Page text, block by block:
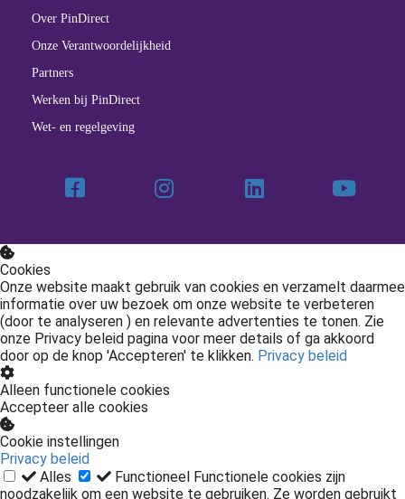
Over PinDirect
Onze Verantwoordelijkheid
Partners
Werken bij PinDirect
Wet- en regelgeving
Cookies
Onze website maakt gebruik van cookies en verzamelt daarmee
informatie over uw bezoek om onze website te verbeteren
(door te analyseren ) en relevante advertenties te tonen. Zie
onze Privacy beleid pagina voor meer details of ga akkoord
door op de knop 'Accepteren' te klikken. Privacy beleid
Alleen functionele cookies
Accepteer alle cookies
Cookie instellingen
Privacy beleid
Alles
Functioneel Functionele cookies zijn
noodzakelijk om een website te gebruiken. Ze worden gebruikt